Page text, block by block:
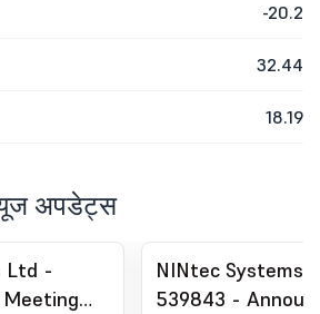
-20.2
32.44
18.19
अपडेट्स
Ltd -
NINtec Systems
539843 -